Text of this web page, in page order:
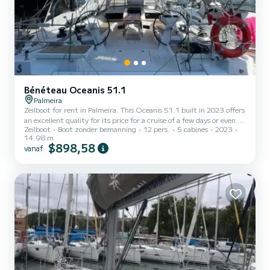
Bénéteau Oceanis 51.1
Palmeira
Zeilboot for rent in Palmeira. This Oceanis 51.1 built in 2023 offers
an excellent quality for its price for a cruise of a few days or even a
few weeks. The boat has 5 cabins with all comfort and a capacity of
12 people. With an overall length of 15 meters, it will be your best
ally to spend an exceptional vacation on the water in the
Zeilboot Boot zonder bemanning 12 pers. 5 cabines
2023
14.98 m
vanaf $898,58